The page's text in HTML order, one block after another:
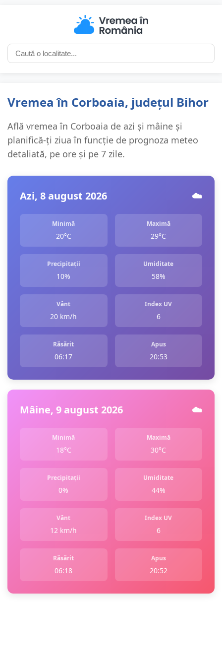
Vremea în Corboaia, județul Bihor
Află vremea în Corboaia de azi și mâine și
planifică-ți ziua în funcție de prognoza meteo
detaliată, pe ore și pe 7 zile.
Azi, 8 august 2026 ☁️
Minimă
20°C
Maximă
29°C
Precipitații
10%
Umiditate
58%
Vânt
20 km/h
Index UV
6
Răsărit
06:17
Apus
20:53
Mâine, 9 august 2026 ☁️
Minimă
18°C
Maximă
30°C
Precipitații
0%
Umiditate
44%
Vânt
12 km/h
Index UV
6
Răsărit
06:18
Apus
20:52